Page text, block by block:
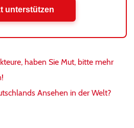
unterstützen
haben Sie Mut, bitte mehr
Ansehen in der Welt?